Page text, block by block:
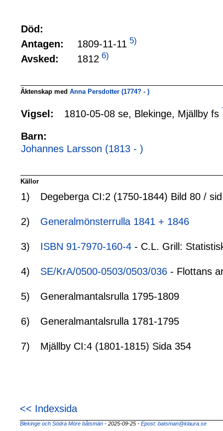
Död:
Antagen:
1809-11-11 5)
Avsked: 1812 6)
Äktenskap med Anna Persdotter (1774? - )
Vigsel: 1810-05-08 se, Blekinge, Mjällby fs
Barn:
Johannes Larsson (1813 - )
Källor
1) Degeberga CI:2 (1750-1844) Bild 80 /
2) Generalmönsterrulla 1841 + 1846
3) ISBN 91-7970-160-4 - C.L. Grill:
4) SE/KrA/0500-0503/0503/036 - Flottans
5) Generalmantalsrulla 1795-1809
6) Generalmantalsrulla 1781-1795
7) Mjällby CI:4 (1801-1815) Sida 354
<< Indexsida
Blekinge och Södra Möre båtsmän - 2025-09-25 - Epost: batsman@klaura.se